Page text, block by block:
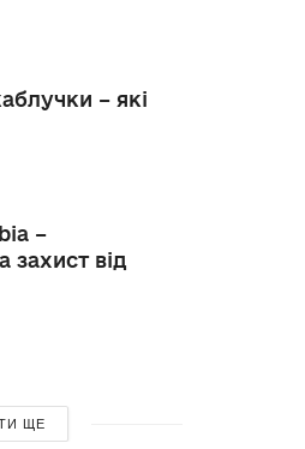
– які
–
захист від
ЩЕ